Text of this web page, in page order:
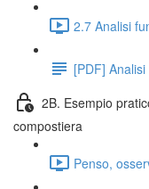
2.7 Analisi
[PDF]
2B. Esempio
compostiera
Penso,